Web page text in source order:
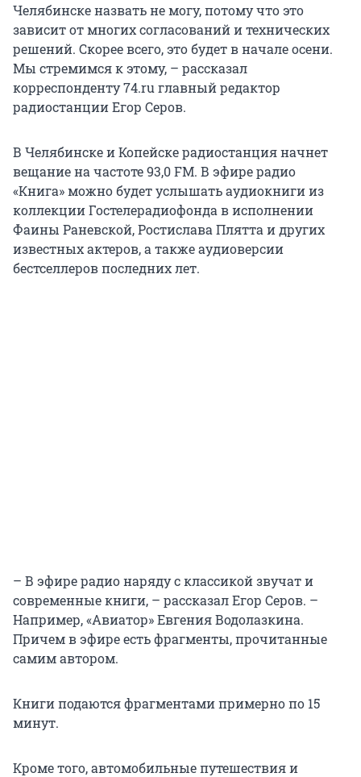
Челябинске назвать не могу, потому что это
зависит от многих согласований и технических
решений. Скорее всего, это будет в начале осени.
Мы стремимся к этому, – рассказал
корреспонденту 74.ru главный редактор
радиостанции Егор Серов.
В Челябинске и Копейске радиостанция начнет
вещание на частоте 93,0 FM. В эфире радио
«Книга» можно будет услышать аудиокниги из
коллекции Гостелерадиофонда в исполнении
Фаины Раневской, Ростислава Плятта и других
известных актеров, а также аудиоверсии
бестселлеров последних лет.
– В эфире радио наряду с классикой звучат и
современные книги, – рассказал Егор Серов. –
Например, «Авиатор» Евгения Водолазкина.
Причем в эфире есть фрагменты, прочитанные
самим автором.
Книги подаются фрагментами примерно по 15
минут.
Кроме того, автомобильные путешествия и